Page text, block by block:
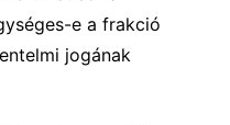
e a frakció
jogának